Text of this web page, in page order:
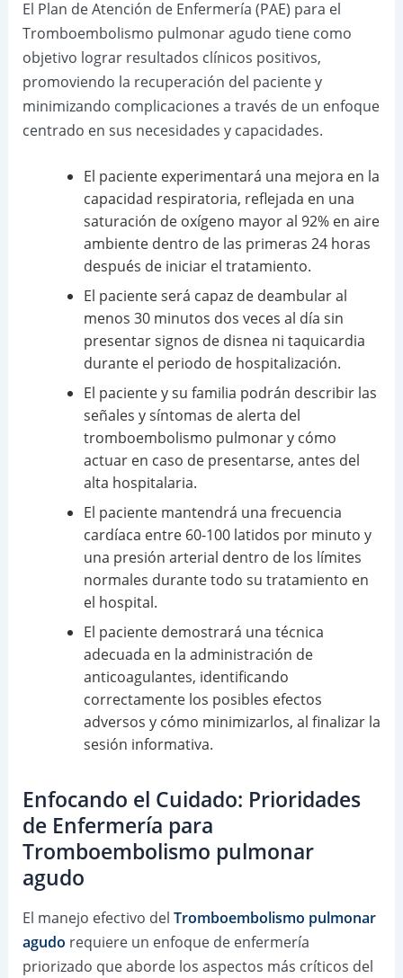
El Plan de Atención de Enfermería (PAE) para el
Tromboembolismo pulmonar agudo tiene como
objetivo lograr resultados clínicos positivos,
promoviendo la recuperación del paciente y
minimizando complicaciones a través de un enfoque
centrado en sus necesidades y capacidades.
El paciente experimentará una mejora en la
capacidad respiratoria, reflejada en una
saturación de oxígeno mayor al 92% en aire
ambiente dentro de las primeras 24 horas
después de iniciar el tratamiento.
El paciente será capaz de deambular al
menos 30 minutos dos veces al día sin
presentar signos de disnea ni taquicardia
durante el periodo de hospitalización.
El paciente y su familia podrán describir las
señales y síntomas de alerta del
tromboembolismo pulmonar y cómo
actuar en caso de presentarse, antes del
alta hospitalaria.
El paciente mantendrá una frecuencia
cardíaca entre 60-100 latidos por minuto y
una presión arterial dentro de los límites
normales durante todo su tratamiento en
el hospital.
El paciente demostrará una técnica
adecuada en la administración de
anticoagulantes, identificando
correctamente los posibles efectos
adversos y cómo minimizarlos, al finalizar la
sesión informativa.
Enfocando el Cuidado: Prioridades
de Enfermería para
Tromboembolismo pulmonar
agudo
El manejo efectivo del Tromboembolismo pulmonar
agudo requiere un enfoque de enfermería
priorizado que aborde los aspectos más críticos del